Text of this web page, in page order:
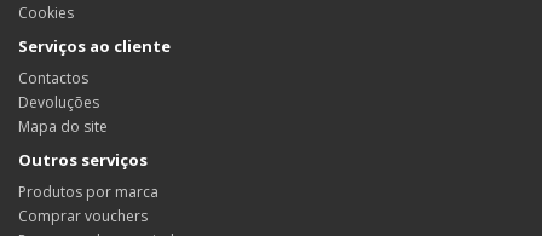
Cookies
Serviços ao cliente
Contactos
Devoluções
Mapa do site
Outros serviços
Produtos por marca
Comprar vouchers